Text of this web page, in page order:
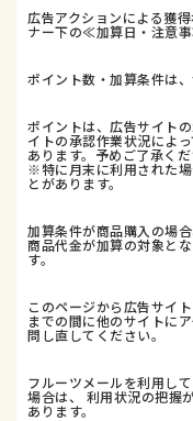
広告アクションによる獲
ナー下の≪加算日・注意
ポイント数・加算条件は
ポイントは、広告サイト
イトの承認作業状況によ
あります。予めご了承くだ
※特に月末に利用された
とがあります。
加算条件が商品購入の場
商品代金が加算の対象と
す。
このページから広告サイ
までの間に他のサイトに
問し直してください。
フルーツメールを利用し
場合は、 利用状況の把握
あります。